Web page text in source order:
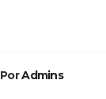
PorAdmins